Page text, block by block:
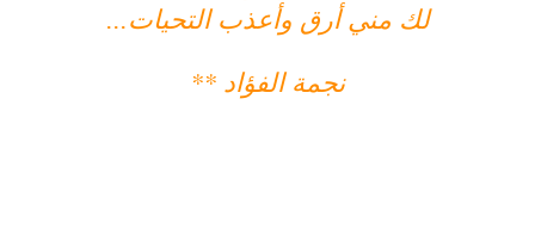
لك مني أرق وأعذب التحيات...
نجمة الفؤاد **